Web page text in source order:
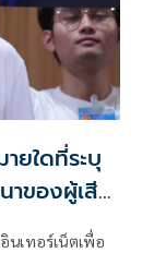
ยใดที่ระบุ
าของผู้เสีย
นเทอร์เน็ตเพื่อ